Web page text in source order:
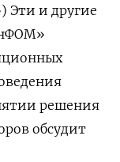
Эти и другие
решения
обсудит